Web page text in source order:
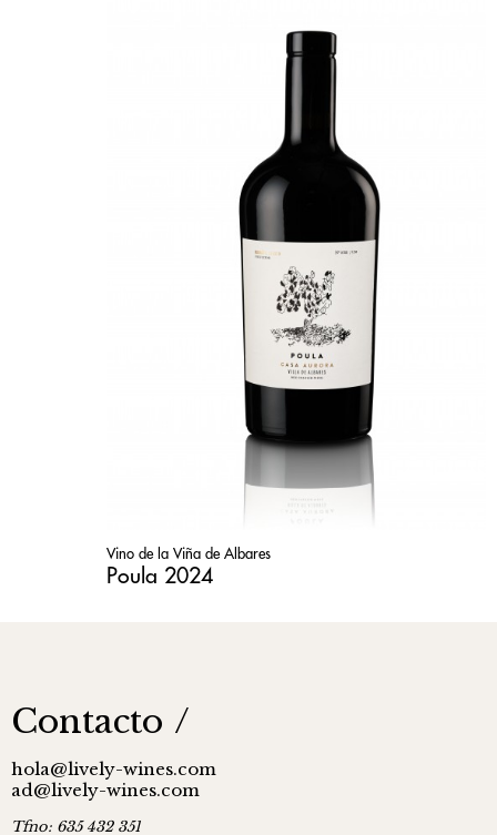
Vino de la Viña de Albares
Poula 2024
Contacto
hola@lively-wines.com
ad@lively-wines.com
Tfno: 635 432 351